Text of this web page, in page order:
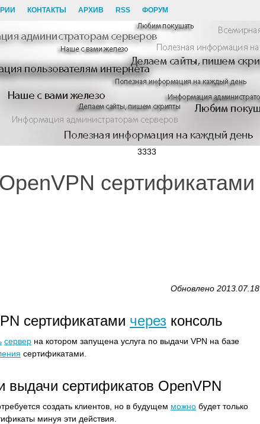
КОНТАКТЫ АРХИВ RSS ФОРУМ
3333
сертификатами
Обновлено 2013.07.18
сертификатами через консоль
сервер на котором запущена услуга по выдачи VPN на базе
сертификатами.
выдачи сертификатов OpenVPN
создать клиентов, но в будущем можно будет только
минуя эти действия.